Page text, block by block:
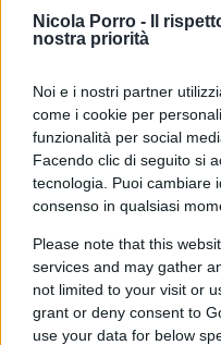
Nicola Porro -
Il
nostra priorità
Noi e i nostri partner
come i cookie per
funzionalità per social
Facendo clic di seguito si
tecnologia. Puoi cambiare
consenso in qualsiasi
Please note that this
services and may gather
not limited to your visit or
grant or deny consent to
use your data for below
“brutto e cattivo”, in
HAMAS e si torna ad
Rispondi
Giuseppe to
7 Ottobre 2025, 20:55 20:55
sapete perché? Il voto
segreto significa che le
metterci la faccia perché
pratica di por-cate,